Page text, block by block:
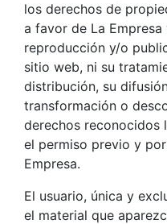
los derechos de
a favor de La
reproducción y/o
sitio web, ni su
distribución, su
transformación o
derechos reconocidos
el permiso previo y
Empresa.
El usuario, única y
el material que